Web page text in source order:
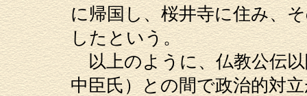
に帰国し、桜井寺に住み、
したという。
以上のように、仏教公伝以
中臣氏）との間で政治的対